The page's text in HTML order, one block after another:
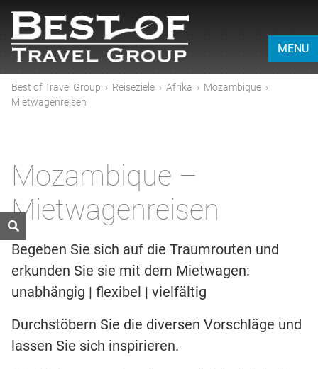
MENU
Best of Travel Group › Reiseziele › Afrika › Mozambique ›
Mietwagenreisen
Mozambique –
Mietwagenreisen
Begeben Sie sich auf die Traumrouten und
erkunden Sie sie mit dem Mietwagen:
unabhängig | flexibel | vielfältig
Durchstöbern Sie die diversen Vorschläge und
lassen Sie sich inspirieren.